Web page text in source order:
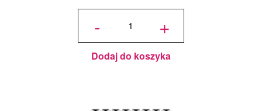
-
ilość
do
dekoracji
29,6x19,7
cm -
TRIXIE -
Bufet
+
Dodaj do koszyka